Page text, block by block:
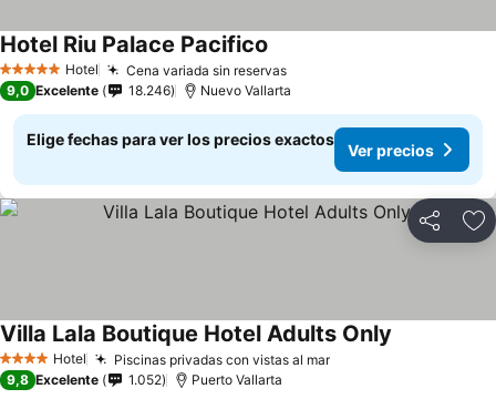
5 Estrellas Hotel Cena variada sin reservas
Hotel Riu Palace Pacifico
9,0 Excelente 18.246 Nuevo Vallarta
Elige fechas para ver los precios exactos
Ver precios
Compartir
4 EstrellasHotel Piscinas privadas con vistas al mar
Villa Lala Boutique Hotel Adults Only
9,8 Excelente 1.052 Puerto Vallarta